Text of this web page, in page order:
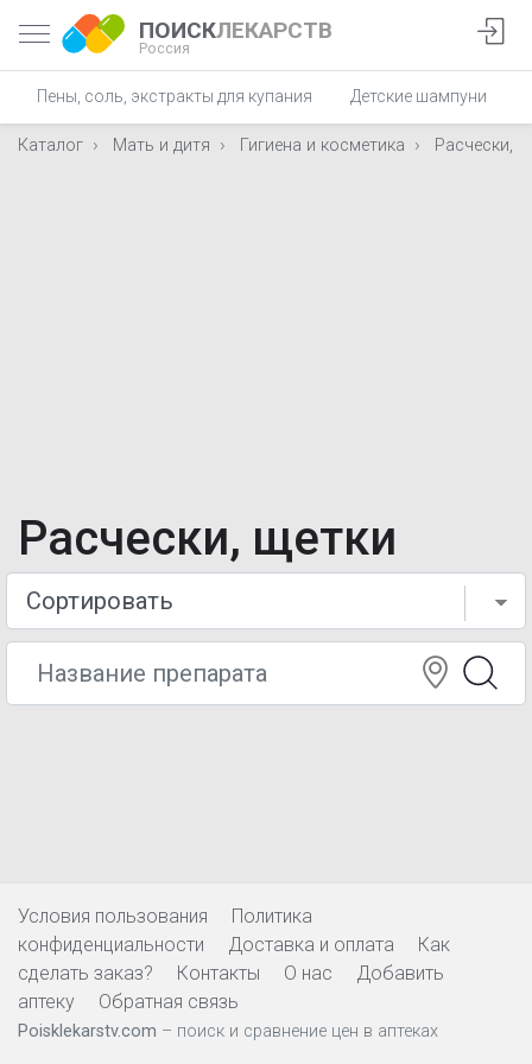
ПОИСКЛЕКАРСТВ
Россия
Пены, соль, экстракты для купания Детские шампуни
Каталог Мать и дитя Гигиена и косметика Расчески,
Расчески, щетки
Условия пользования
Политика
конфиденциальности
Доставка и оплата
Как
сделать заказ?
Контакты О нас
Добавить
аптеку
Обратная связь
Poisklekarstv.com – поиск и сравнение цен в аптеках